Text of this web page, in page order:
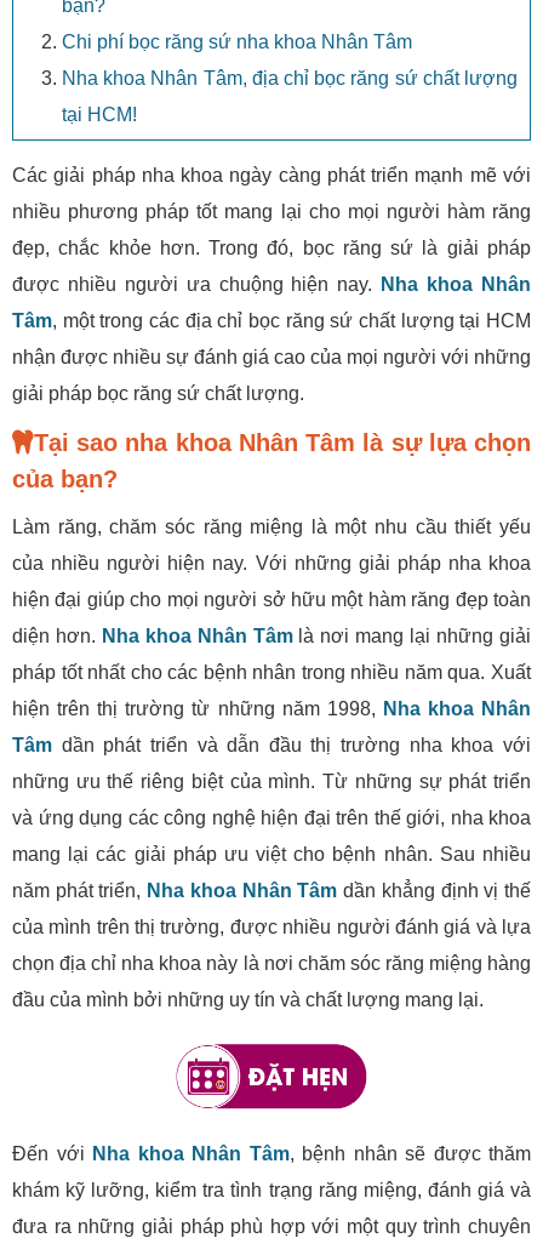
bạn?
Chi phí bọc răng sứ nha khoa Nhân Tâm
Nha khoa Nhân Tâm, địa chỉ bọc răng sứ chất lượng
tại HCM!
Các giải pháp nha khoa ngày càng phát triển mạnh mẽ với
nhiều phương pháp tốt mang lại cho mọi người hàm răng
đẹp, chắc khỏe hơn. Trong đó, bọc răng sứ là giải pháp
được nhiều người ưa chuộng hiện nay.
Nha khoa Nhân
Tâm, một trong các địa chỉ bọc răng sứ chất lượng tại HCM
nhận được nhiều sự đánh giá cao của mọi người với những
giải pháp bọc răng sứ chất lượng.
Tại sao nha khoa Nhân Tâm là sự lựa chọn
của bạn?
Làm răng, chăm sóc răng miệng là một nhu cầu thiết yếu
của nhiều người hiện nay. Với những giải pháp nha khoa
hiện đại giúp cho mọi người sở hữu một hàm răng đẹp toàn
diện hơn. Nha khoa Nhân Tâmlà nơi mang lại những giải
pháp tốt nhất cho các bệnh nhân trong nhiều năm qua. Xuất
hiện trên thị trường từ những năm 1998, Nha khoa Nhân
Tâm dần phát triển và dẫn đầu thị trường nha khoa với
những ưu thế riêng biệt của mình. Từ những sự phát triển
và ứng dụng các công nghệ hiện đại trên thế giới, nha khoa
mang lại các giải pháp ưu việt cho bệnh nhân. Sau nhiều
năm phát triển, Nha khoa Nhân Tâm dần khẳng định vị thế
của mình trên thị trường, được nhiều người đánh giá và lựa
chọn địa chỉ nha khoa này là nơi chăm sóc răng miệng hàng
đầu của mình bởi những uy tín và chất lượng mang lại.
Đến với Nha khoa Nhân Tâm, bệnh nhân sẽ được thăm
khám kỹ lưỡng, kiểm tra tình trạng răng miệng, đánh giá và
đưa ra những giải pháp phù hợp với một quy trình chuyên